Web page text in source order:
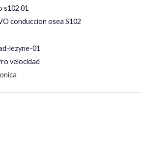
conduccion osea S102
velocidad